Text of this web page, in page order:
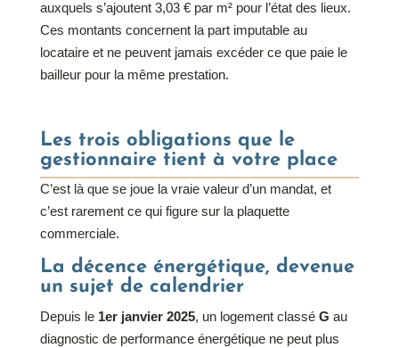
auxquels s’ajoutent 3,03 € par m² pour l’état des lieux.
Ces montants concernent la part imputable au
locataire et ne peuvent jamais excéder ce que paie le
bailleur pour la même prestation.
Les trois obligations que le
gestionnaire tient à votre place
C’est là que se joue la vraie valeur d’un mandat, et
c’est rarement ce qui figure sur la plaquette
commerciale.
La décence énergétique, devenue
un sujet de calendrier
Depuis le 1er janvier 2025, un logement classé G au
diagnostic de performance énergétique ne peut plus